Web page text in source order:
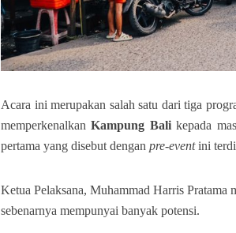
Acara ini merupakan salah satu dari tiga
memperkenalkanKampung Balikepada
pertama yang disebut dengan pre-eventini
Ketua Pelaksana, Muhammad Harris
sebenarnya mempunyai banyak potensi.